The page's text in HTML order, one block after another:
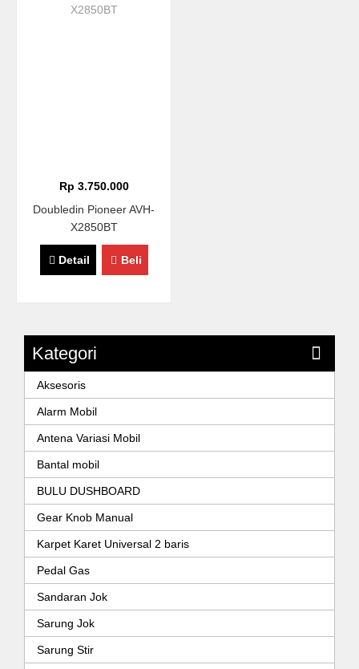
Rp 3.750.000
Doubledin Pioneer AVH-
X2850BT
Detail Beli
Kategori
Aksesoris
Alarm Mobil
Antena Variasi Mobil
Bantal mobil
BULU DUSHBOARD
Gear Knob Manual
Karpet Karet Universal 2 baris
Pedal Gas
Sandaran Jok
Sarung Jok
Sarung Stir